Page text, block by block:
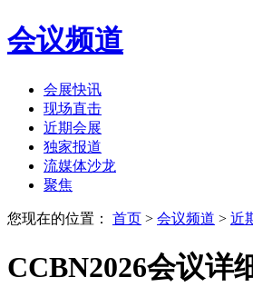
会议频道
会展快讯
现场直击
近期会展
独家报道
流媒体沙龙
聚焦
您现在的位置： 首页 > 会议频道 > 近
CCBN2026会议详